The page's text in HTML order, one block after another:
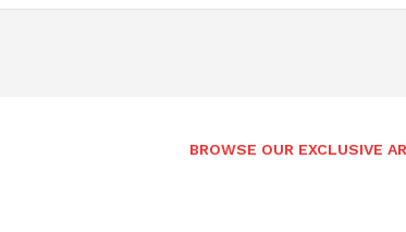
BROWSE OUR EXCLUSIVE